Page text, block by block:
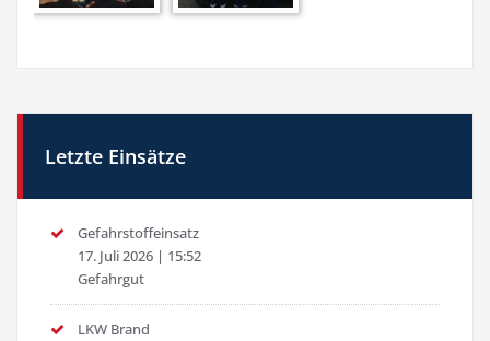
Letzte Einsätze
Gefahrstoffeinsatz
17. Juli 2026 | 15:52
Gefahrgut
LKW Brand